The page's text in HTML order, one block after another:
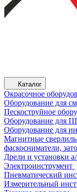
Каталог
Окрасочное
Оборудование для
Пескоструйное
Оборудование для
Оборудование для
Магнитные
фаскосниматели,
Дрели и установки
Электроинструмент
Пневматический
Измерительный